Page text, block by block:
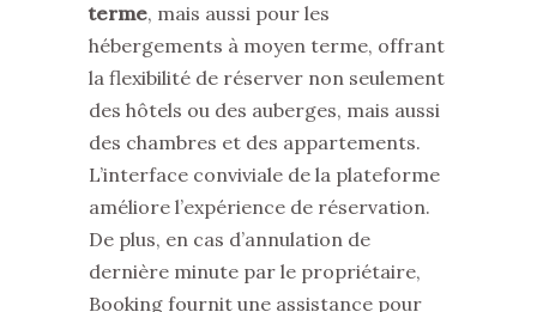
terme, mais aussi pour les
hébergements à moyen terme, offrant
la flexibilité de réserver non seulement
des hôtels ou des auberges, mais aussi
des chambres et des appartements.
L’interface conviviale de la plateforme
améliore l’expérience de réservation.
De plus, en cas d’annulation de
dernière minute par le propriétaire,
Booking fournit une assistance pour